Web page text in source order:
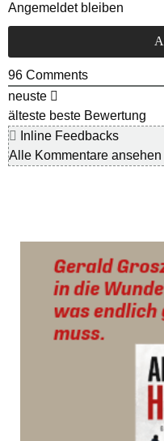
Angemeldet bleiben
96 Comments
neuste
älteste beste Bewertung
Inline Feedbacks
Alle Kommentare ansehen